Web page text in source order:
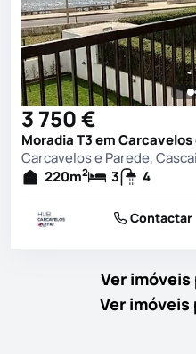
3 750 €
Moradia T3 em
Carcavelos e Parede,
220m2 3 4
Contactar
Ver
Ver imóveis